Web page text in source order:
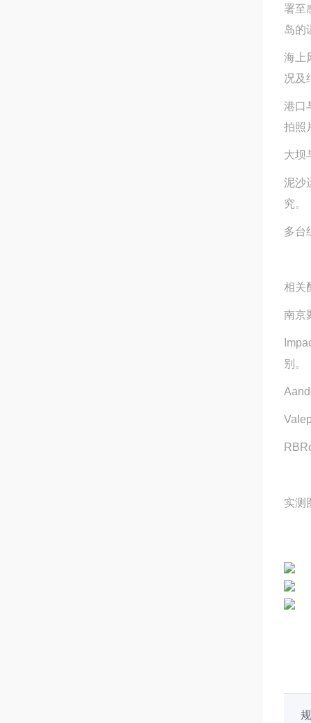
署至
岛的
海上
况及
港口
拍照
大坝
泥沙
究。
多台
相关
南京
别。
实测